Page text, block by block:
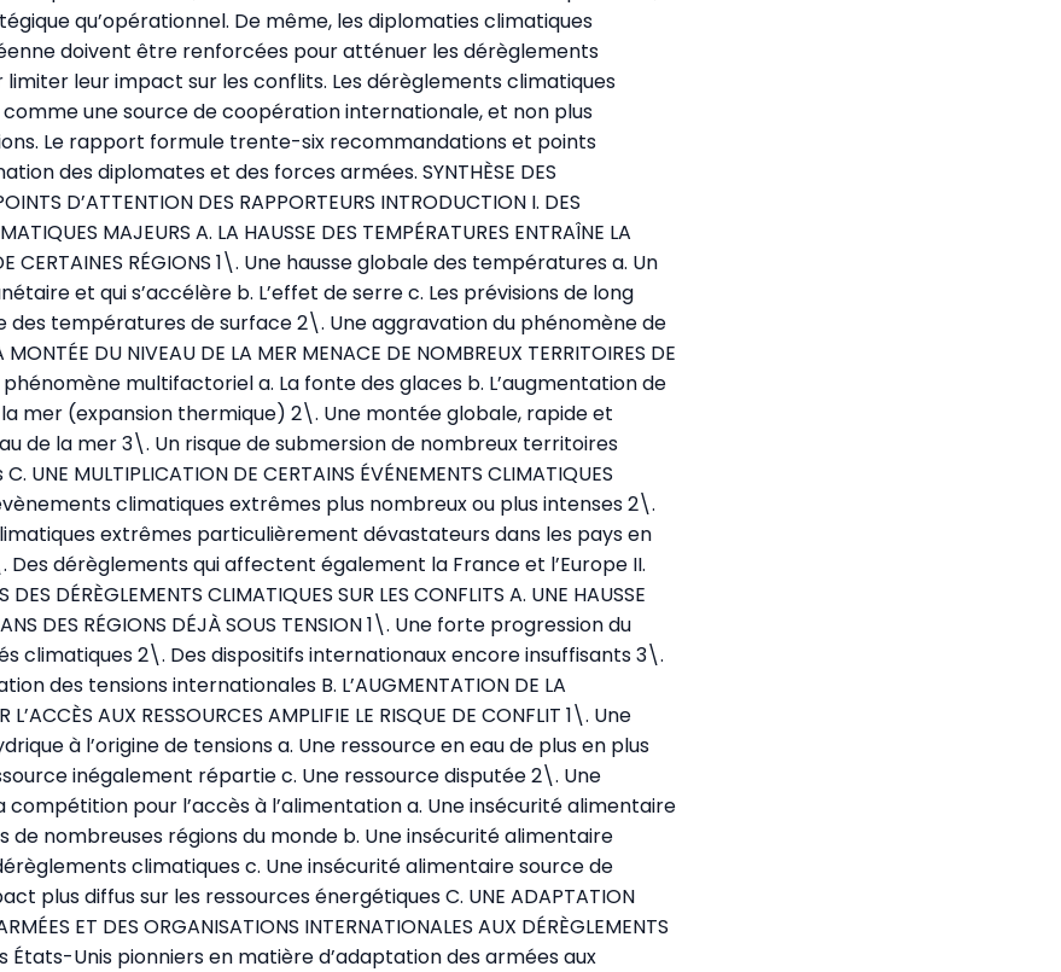
qu’opérationnel. De même, les diplomaties climatiques
doivent être renforcées pour atténuer les dérèglements
leur impact sur les conflits. Les dérèglements climatiques
une source de coopération internationale, et non plus
Le rapport formule trente-six recommandations et points
des diplomates et des forces armées. SYNTHÈSE DES
D’ATTENTION DES RAPPORTEURS INTRODUCTION I. DES
MAJEURS A. LA HAUSSE DES TEMPÉRATURES ENTRAÎNE LA
CERTAINES RÉGIONS 1\. Une hausse globale des températures a. Un
et qui s’accélère b. L’effet de serre c. Les prévisions de long
des températures de surface 2\. Une aggravation du phénomène de
DU NIVEAU DE LA MER MENACE DE NOMBREUX TERRITOIRES DE
phénomène multifactoriel a. La fonte des glaces b. L’augmentation de
mer (expansion thermique) 2\. Une montée globale, rapide et
de la mer 3\. Un risque de submersion de nombreux territoires
UNE MULTIPLICATION DE CERTAINS ÉVÉNEMENTS CLIMATIQUES
évènements climatiques extrêmes plus nombreux ou plus intenses 2\.
extrêmes particulièrement dévastateurs dans les pays en
dérèglements qui affectent également la France et l’Europe II.
DES DÉRÈGLEMENTS CLIMATIQUES SUR LES CONFLITS A. UNE HAUSSE
DES RÉGIONS DÉJÀ SOUS TENSION 1\. Une forte progression du
climatiques 2\. Des dispositifs internationaux encore insuffisants 3\.
des tensions internationales B. L’AUGMENTATION DE LA
AUX RESSOURCES AMPLIFIE LE RISQUE DE CONFLIT 1\. Une
à l’origine de tensions a. Une ressource en eau de plus en plus
inégalement répartie c. Une ressource disputée 2\. Une
pour l’accès à l’alimentation a. Une insécurité alimentaire
de nombreuses régions du monde b. Une insécurité alimentaire
climatiques c. Une insécurité alimentaire source de
plus diffus sur les ressources énergétiques C. UNE ADAPTATION
ET DES ORGANISATIONS INTERNATIONALES AUX DÉRÈGLEMENTS
États-Unis pionniers en matière d’adaptation des armées aux